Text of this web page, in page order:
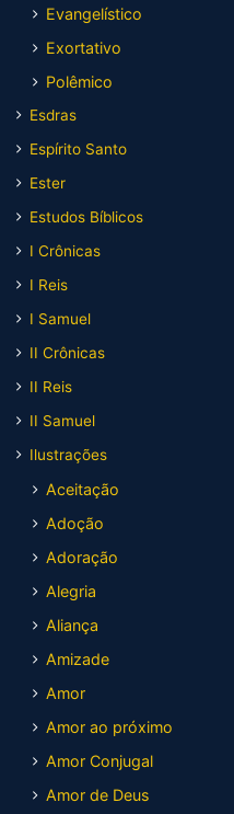
Evangelístico
Exortativo
Polêmico
Esdras
Espírito Santo
Ester
Estudos Bíblicos
I Crônicas
I Reis
I Samuel
II Crônicas
II Reis
II Samuel
Ilustrações
Aceitação
Adoção
Adoração
Alegria
Aliança
Amizade
Amor
Amor ao próximo
Amor Conjugal
Amor de Deus